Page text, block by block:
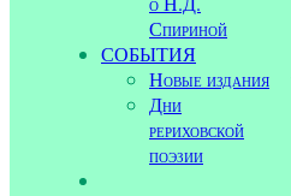
Спириной
СОБЫТИЯ
Новые издания
Дни
рериховской
поэзии